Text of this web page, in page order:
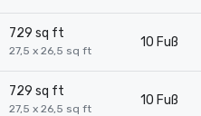
729 sq ft
27,5 x 26,5 sq ft
10 Fuß
729 sq ft
27,5 x 26,5 sq ft
10 Fuß